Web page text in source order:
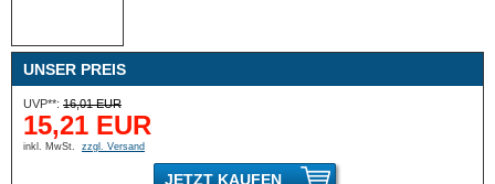
UNSER PREIS
UVP**: 16,01 EUR
15,21 EUR
inkl. MwSt. zzgl. Versand
JETZT KAUFEN